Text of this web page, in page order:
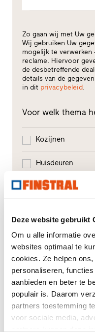
Deze website gebruikt
Om u alle informatie
websites optimaal te
cookies. Ze helpen
personaliseren,
aanbieden en beter te
populair is. Daarom
partners toestemming
voor sociale media,
Zo gaan wij met Uw
Wij gebruiken Uw
mogelijk te verwerken
reclame. Hiervoor
de desbetreffende
details van de
in dit privacybeleid.
Voor welk thema
Kozijnen
Huisdeuren
Glasgevels
Nieuw-/Verbouw
Uw bericht